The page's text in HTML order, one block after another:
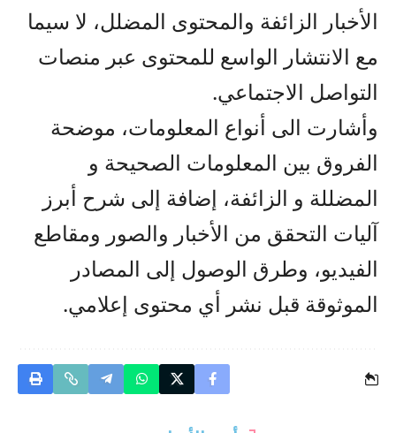
الأخبار الزائفة والمحتوى المضلل، لا سيما
مع الانتشار الواسع للمحتوى عبر منصات
التواصل الاجتماعي.
وأشارت الى أنواع المعلومات، موضحة
الفروق بين المعلومات الصحيحة و
المضللة و الزائفة، إضافة إلى شرح أبرز
آليات التحقق من الأخبار والصور ومقاطع
الفيديو، وطرق الوصول إلى المصادر
الموثوقة قبل نشر أي محتوى إعلامي.